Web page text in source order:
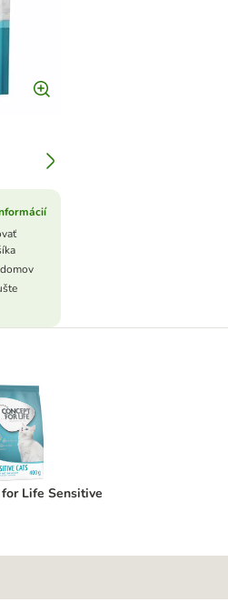
v omáčke
for Life Sensitive Cats
Life Sensitive